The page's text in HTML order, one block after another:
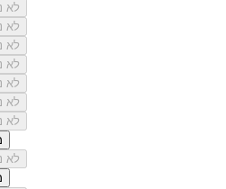
לא
לא
לא
לא
לא
לא
לא
לא